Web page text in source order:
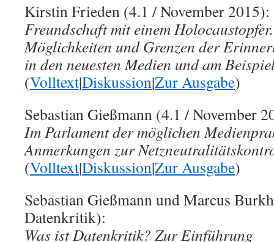
Kirstin Frieden (4.1 / November 2015):
Freundschaft mit einem Holocaustopfer.
Möglichkeiten und Grenzen der
in den neuesten Medien und am
(Volltext|Diskussion|Zur Ausgabe)
Sebastian Gießmann (4.1 / November
Im Parlament der möglichen
Anmerkungen zur
(Volltext|Diskussion|Zur Ausgabe)
Sebastian Gießmann und Marcus
Datenkritik):
Was ist Datenkritik? Zur Einführung